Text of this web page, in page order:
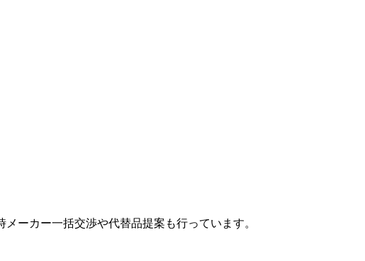
ーカー一括交渉や代替品提案も行っています。